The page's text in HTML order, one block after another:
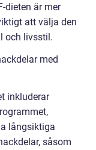
dieten är mer
att välja den
och livsstil.
med
inkluderar
långsiktiga
såsom